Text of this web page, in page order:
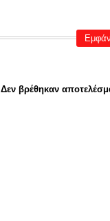
Δεν βρέθηκαν